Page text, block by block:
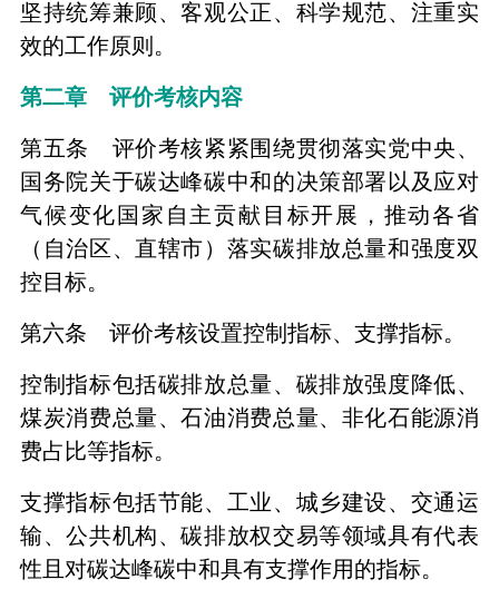
坚持统筹兼顾、客观公正、科学规范、注重实
效的工作原则。
第二章 评价考核内容
第五条 评价考核紧紧围绕贯彻落实党中央、
国务院关于碳达峰碳中和的决策部署以及应对
气候变化国家自主贡献目标开展，推动各省
（自治区、直辖市）落实碳排放总量和强度双
控目标。
第六条 评价考核设置控制指标、支撑指标。
控制指标包括碳排放总量、碳排放强度降低、
煤炭消费总量、石油消费总量、非化石能源消
费占比等指标。
支撑指标包括节能、工业、城乡建设、交通运
输、公共机构、碳排放权交易等领域具有代表
性且对碳达峰碳中和具有支撑作用的指标。